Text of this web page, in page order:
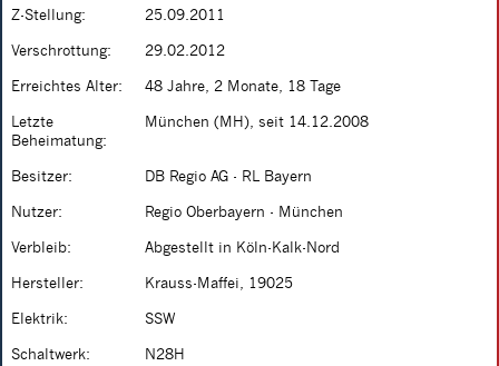
Z-Stellung: 25.09.2011
Verschrottung: 29.02.2012
Erreichtes Alter: 48 Jahre, 2 Monate, 18 Tage
Letzte
Beheimatung:
München (MH), seit 14.12.2008
Besitzer: DB Regio AG - RL Bayern
Nutzer: Regio Oberbayern - München
Verbleib: Abgestellt in Köln-Kalk-Nord
Hersteller: Krauss-Maffei, 19025
Elektrik: SSW
Schaltwerk: N28H